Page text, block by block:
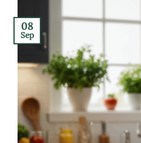
08
Sep